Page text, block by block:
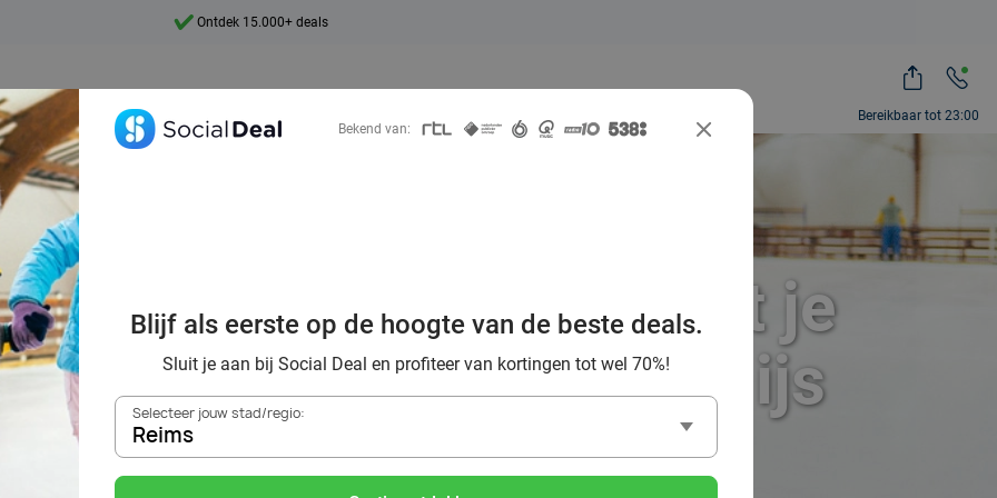
Bereikbaar tot 23:00
Ontdek 15.000+ deals
Reims met korting: laat je
winterplezier op het ijs
Bekend van:
Blijf als eerste op de hoogte van de beste deals.
Sluit je aan bij Social Deal en profiteer van kortingen tot wel 70%!
Selecteer jouw stad/regio:
Reims